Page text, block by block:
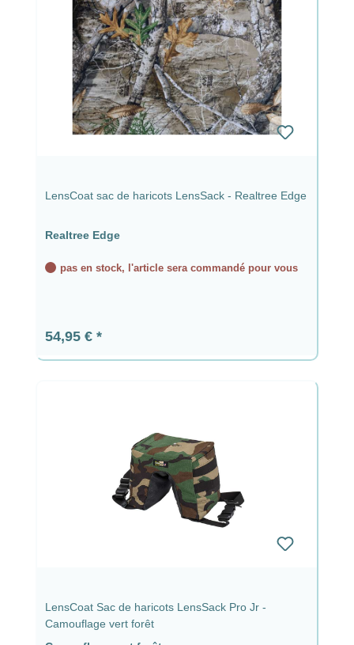
LensCoat sac de haricots LensSack - Realtree Edge
Realtree Edge
pas en stock, l'article sera commandé pour vous
Prix régulier :
54,95 €
LensCoat Sac de haricots LensSack Pro Jr -
Camouflage vert forêt